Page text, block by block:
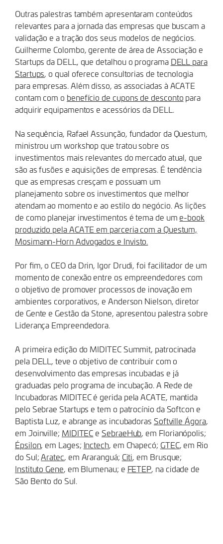
Outras palestras também apresentaram conteúdos
relevantes para a jornada das empresas que buscam a
validação e a tração dos seus modelos de negócios.
Guilherme Colombo, gerente de área de Associação e
Startups da DELL, que detalhou o programa DELL para
Startups, o qual oferece consultorias de tecnologia
para empresas. Além disso, as associadas à ACATE
contam com o benefício de cupons de desconto para
adquirir equipamentos e acessórios da DELL.
Na sequência, Rafael Assunção, fundador da Questum,
ministrou um workshop que tratou sobre os
investimentos mais relevantes do mercado atual, que
são as fusões e aquisições de empresas. É tendência
que as empresas cresçam e possuam um
planejamento sobre os investimentos que melhor
atendam ao momento e ao estilo do negócio. As lições
de como planejar investimentos é tema de um e-book
produzido pela ACATE em parceria com a Questum,
Mosimann-Horn Advogados e Invisto.
Por fim, o CEO da Drin, Igor Drudi, foi facilitador de um
momento de conexão entre os empreendedores com
o objetivo de promover processos de inovação em
ambientes corporativos, e Anderson Nielson, diretor
de Gente e Gestão da Stone, apresentou palestra sobre
Liderança Empreendedora.
A primeira edição do MIDITEC Summit, patrocinada
pela DELL, teve o objetivo de contribuir com o
desenvolvimento das empresas incubadas e já
graduadas pelo programa de incubação. A Rede de
Incubadoras MIDITEC é gerida pela ACATE, mantida
pelo Sebrae Startups e tem o patrocínio da Softcon e
Baptista Luz, e abrange as incubadoras Softville Ágora,
em Joinville; MIDITEC e SebraeHub, em Florianópolis;
Épsilon, em Lages; Inctech, em Chapecó; GTEC, em Rio
do Sul;Aratec, em Araranguá; Citi, em Brusque;
Instituto Gene, em Blumenau; e FETEP, na cidade de
São Bento do Sul.